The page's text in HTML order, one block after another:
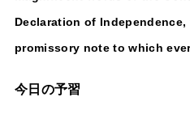
Declaration of
promissory note to which
今日の予習